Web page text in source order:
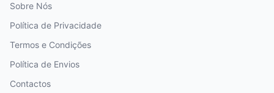
Sobre Nós
Política de Privacidade
Termos e Condições
Política de Envios
Contactos